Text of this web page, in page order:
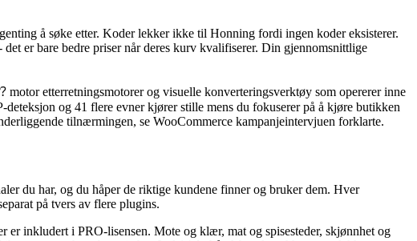
å søke etter. Koder lekker ikke til Honning fordi ingen koder eksisterer.
er bare bedre priser når deres kurv kvalifiserer. Din gjennomsnittlige
etterretningsmotorer og visuelle konverteringsverktøy som opererer inne
og 41 flere evner kjører stille mens du fokuserer på å kjøre butikken
tilnærmingen, se WooCommerce kampanjeintervjuen forklarte.
du har, og du håper de riktige kundene finner og bruker dem. Hver
på tvers av flere plugins.
inkludert i PRO-lisensen. Mote og klær, mat og spisesteder, skjønnhet og